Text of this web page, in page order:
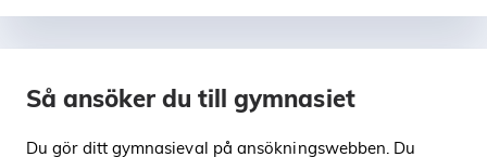
Så ansöker du till gymnasiet
Du gör ditt gymnasieval på ansökningswebben. Du